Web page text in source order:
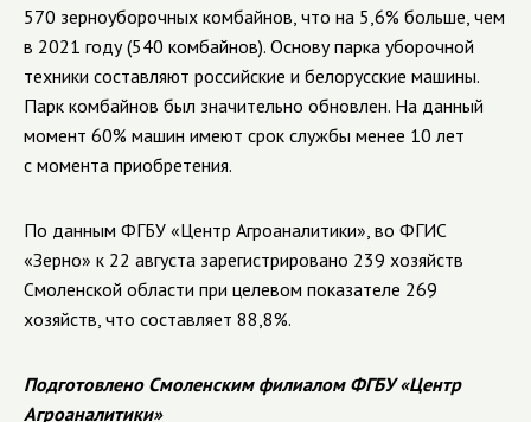
570 зерноуборочных комбайнов, что на 5,6% больше, чем
в 2021 году (540 комбайнов). Основу парка уборочной
техники составляют российские и белорусские машины.
Парк комбайнов был значительно обновлен. На данный
момент 60% машин имеют срок службы менее 10 лет
с момента приобретения.
По данным ФГБУ «Центр Агроаналитики», во ФГИС
«Зерно» к 22 августа зарегистрировано 239 хозяйств
Смоленской области при целевом показателе 269
хозяйств, что составляет 88,8%.
Подготовлено Смоленским филиалом ФГБУ «Центр
Агроаналитики»